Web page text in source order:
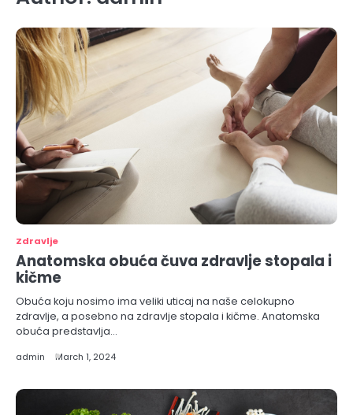
Zdravlje
Anatomska obuća čuva zdravlje stopala i
kičme
Obuća koju nosimo ima veliki uticaj na naše celokupno
zdravlje, a posebno na zdravlje stopala i kičme. Anatomska
obuća predstavlja…
admin March 1, 2024